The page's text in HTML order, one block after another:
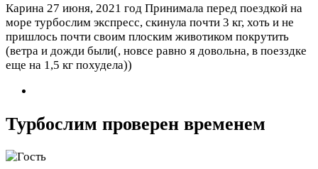
Карина 27 июня, 2021 год Принимала перед поездкой на
море турбослим экспресс, скинула почти 3 кг, хоть и не
пришлось почти своим плоским животиком покрутить
(ветра и дожди были(, новсе равно я довольна, в поезздке
еще на 1,5 кг похудела))
Турбослим проверен временем